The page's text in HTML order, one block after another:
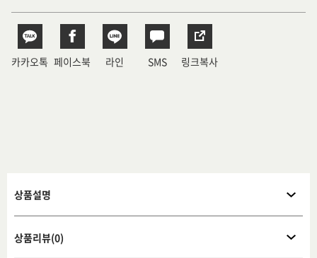
카카오톡 페이스북 라인 SMS 링크복사
상품설명
상품리뷰(0)